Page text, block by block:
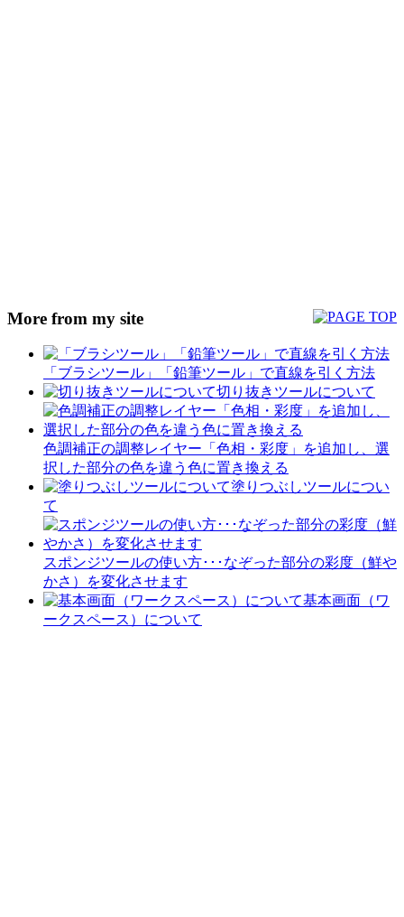
More from my site
「ブラシツール」「鉛筆ツール」で直線を引く方法
切り抜きツールについて
色調補正の調整レイヤー「色相・彩度」を追加し、選
択した部分の色を違う色に置き換える
塗りつぶしツールについ
て
スポンジツールの使い方･･･なぞった部分の彩度（鮮や
かさ）を変化させます
基本画面（ワ
ークスペース）について